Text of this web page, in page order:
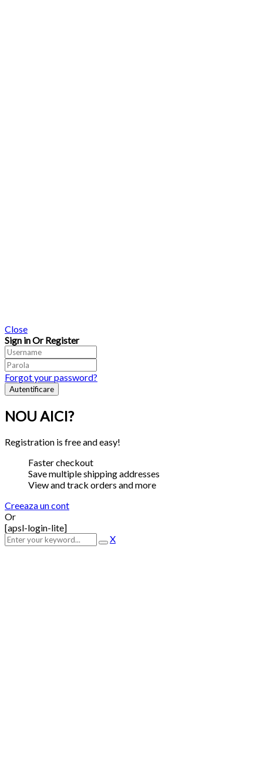
Close
Sign in Or Register
Forgot your password?
NOU AICI?
Registration is free and easy!
Faster checkout
Save multiple shipping addresses
View and track orders and more
Creeaza un cont
Or
[apsl-login-lite]
X